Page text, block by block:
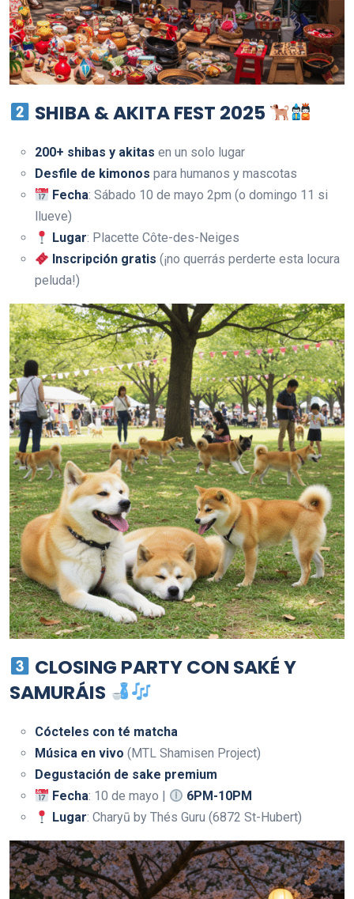
SHIBA & AKITA FEST 2025
200+ shibas y akitas en un solo lugar
Desfile de kimonos para humanos y mascotas
Fecha: Sábado 10 de mayo 2pm (o domingo 11 si
llueve)
Lugar: Placette Côte-des-Neiges
Inscripción gratis (¡no querrás perderte esta locura
peluda!)
CLOSING PARTY CON SAKÉ Y
SAMURÁIS
Cócteles con té matcha
Música en vivo (MTL Shamisen Project)
Degustación de sake premium
Fecha: 10 de mayo |
6PM-10PM
Lugar: Charyū by Thés Guru (6872 St-Hubert)